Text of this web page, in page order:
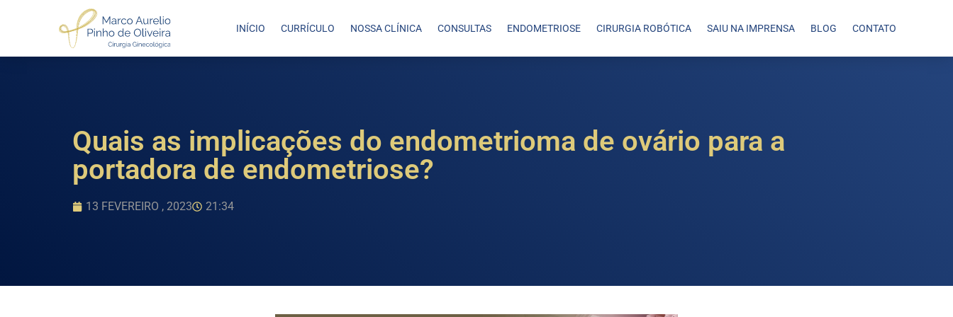
INÍCIO CURRÍCULO NOSSA CLÍNICA CONSULTAS ENDOMETRIOSE CIRURGIA ROBÓTICA SAIU NA IMPRENSA BLOG CONTATO
Quais as implicações do endometrioma de ovário para a
portadora de endometriose?
13 FEVEREIRO , 2023 21:34